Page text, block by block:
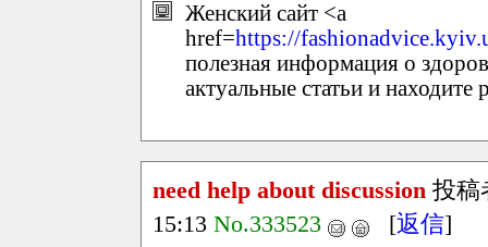
Женский сайт <a
href=https://
полезная информация о
актуальные статьи и
need help about discussion 投稿
15:13 No.333523 [返信]